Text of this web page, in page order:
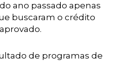
ano passado apenas
buscaram o crédito
de programas de